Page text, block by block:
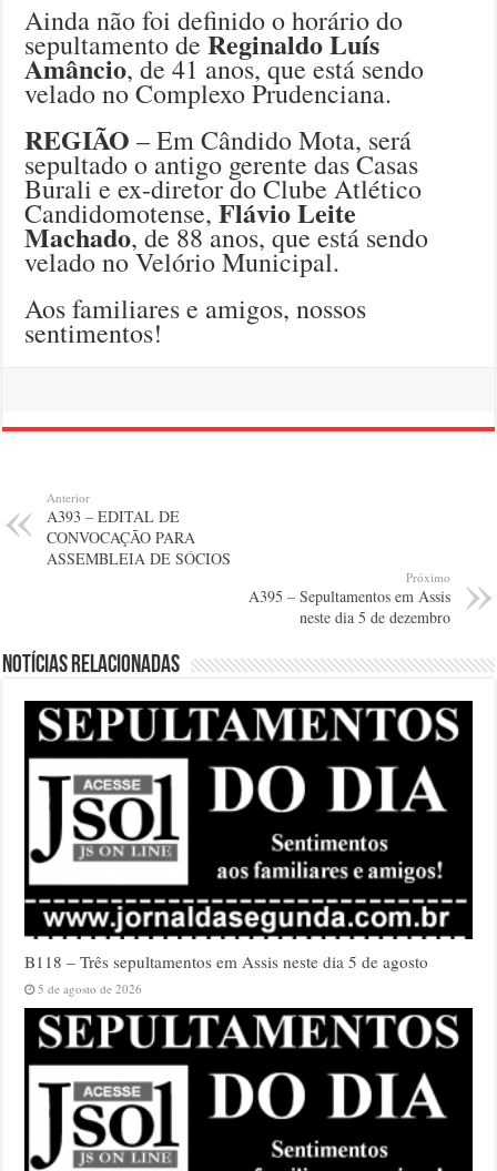
Ainda não foi definido o horário do
sepultamento deReginaldo Luís
Amâncio, de 41 anos, que está sendo
velado no Complexo Prudenciana.
REGIÃO – Em Cândido Mota, será
sepultado o antigo gerente das Casas
Burali e ex-diretor do Clube Atlético
Candidomotense,Flávio Leite
Machado, de 88 anos, que está sendo
velado no Velório Municipal.
Aos familiares e amigos, nossos
sentimentos!
Anterior
A393 – EDITAL DE
CONVOCAÇÃO PARA
ASSEMBLEIA DE SÓCIOS
Próximo
A395 – Sepultamentos em Assis
neste dia 5 de dezembro
Notícias relacionadas
B118 – Três sepultamentos em Assis neste dia 5 de agosto
5 de agosto de 2026